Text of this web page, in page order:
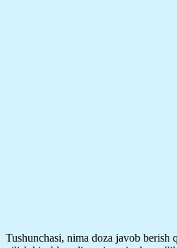
Tushunchasi, nima doza javob